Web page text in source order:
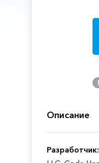
Описание
Разработчик: